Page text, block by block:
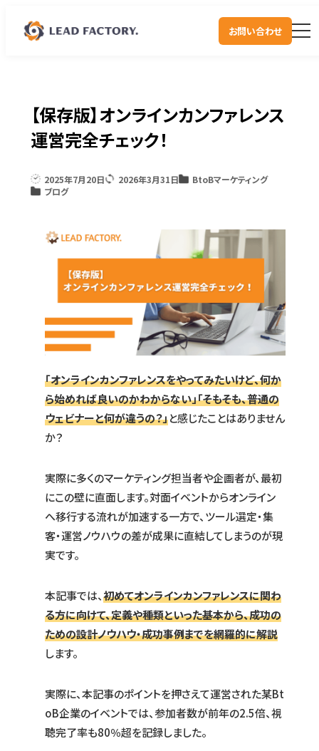
お問い合わせ
【保存版】オンラインカンファレンス
運営完全チェック！
2025年7月20日 2026年3月31日
BtoBマーケティング
ブログ
「オンラインカンファレンスをやってみたいけど、何か
ら始めれば良いのかわからない」「そもそも、普通の
ウェビナーと何が違うの？」と感じたことはありません
か？
実際に多くのマーケティング担当者や企画者が、最初
にこの壁に直面します。対面イベントからオンライン
へ移行する流れが加速する一方で、ツール選定・集
客・運営ノウハウの差が成果に直結してしまうのが現
実です。
本記事では、初めてオンラインカンファレンスに関わ
る方に向けて、定義や種類といった基本から、成功の
ための設計ノウハウ・成功事例までを網羅的に解説
します。
実際に、本記事のポイントを押さえて運営された某Bt
oB企業のイベントでは、参加者数が前年の2.5倍、視
聴完了率も80％超を記録しました。